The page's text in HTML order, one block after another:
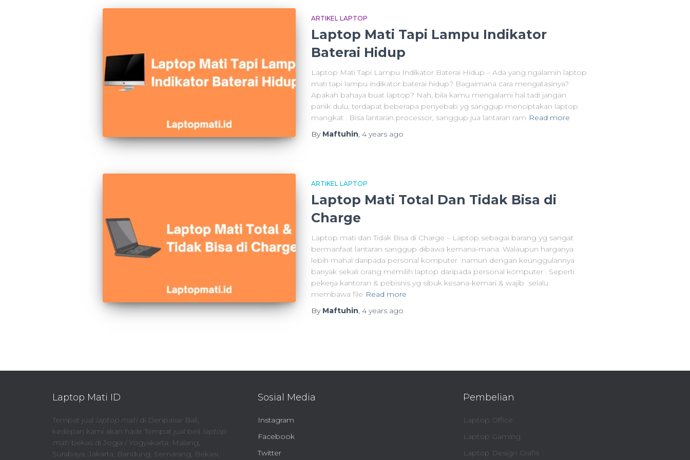
ARTIKEL LAPTOP
Laptop Mati Tapi Lampu Indikator
Baterai Hidup
Laptop Mati Tapi Lampu Indikator Baterai Hidup – Ada yang ngalamin laptop
mati tapi lampu indikator baterai hidup? Bagaimana cara mengatasinya?
Apakah bahaya buat laptop? Nah, bila kamu mengalami hal tadi jangan
panik dulu, terdapat beberapa penyebab yg sanggup menciptakan laptop
mangkat . Bisa lantaran processor, sanggup jua lantaran ram Read more
By Maftuhin, 4 yearsago
ARTIKEL LAPTOP
Laptop Mati Total Dan Tidak Bisa di
Charge
Laptop mati dan Tidak Bisa di Charge – Laptop sebagai barang yg sangat
bermanfaat lantaran sanggup dibawa kemana-mana. Walaupun harganya
lebih mahal daripada personal komputer namun dengan keunggulannya
banyak sekali orang memilih laptop daripada personal komputer . Seperti
pekerja kantoran & pebisnis yg sibuk kesana-kemari & wajib selalu
membawa file Read more
By Maftuhin, 4 yearsago
Laptop Mati ID
Tempat jual laptop matidi Denpasar Bali,
kedepan kami akan hadir Tempat jual beli laptop
matibekas di Jogja / Yogyakarta, Malang,
Surabaya, Jakarta, Bandung, Semarang, Bekasi,
Sosial Media
Instagram
Facebook
Twitter
Pembelian
Laptop Office
Laptop Gaming
Laptop Design Grafis